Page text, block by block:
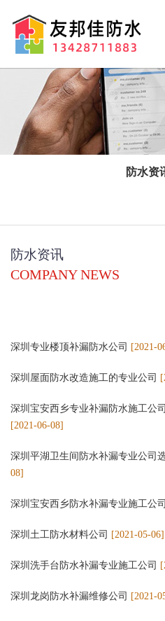
防水资
防水资讯
COMPANY NEWS
深圳专业楼顶补漏防水公司 [2021-
深圳屋面防水改造施工的专业公司
深圳宝安西乡专业补漏防水施工公
[2021-06-08]
深圳平湖卫生间防水补漏专业公司
08]
深圳宝安西乡防水补漏专业施工公司
深圳土工防水材料公司 [2021-05-06]
深圳洗手台防水补漏专业施工公司
深圳龙岗防水补漏维修公司 [2021-